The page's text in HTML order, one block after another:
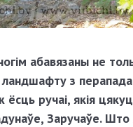
абавязаны не
з
ручаі, якія
Заручаўе. Што